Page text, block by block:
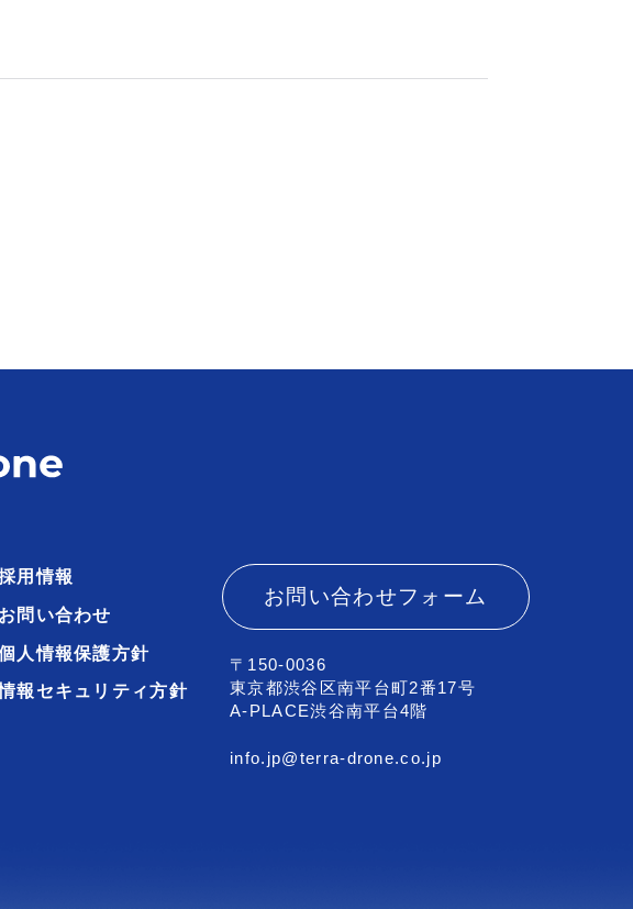
用情報
お問い合わせ
人情報保護方針
報セキュリティ方針
お問い合わせフォーム
〒150-0036
東京都渋谷区南平台町2番17号
A-PLACE渋谷南平台4階
info.jp@terra-drone.co.jp